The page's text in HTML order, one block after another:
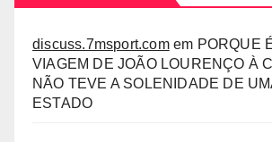
discuss.7msport.comem PORQUE
VIAGEM DE JOÃO LOURENÇO À
NÃO TEVE A SOLENIDADE DE
ESTADO